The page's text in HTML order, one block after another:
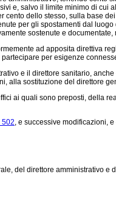
e, salvo il limite minimo di
dello stesso, sulla base
per gli spostamenti dal
sostenute e
ad apposita direttiva
per esigenze
e il direttore sanitario,
sostituzione del direttore
ai quali sono preposti, della
502, e successive modificazioni,
del direttore amministrativo